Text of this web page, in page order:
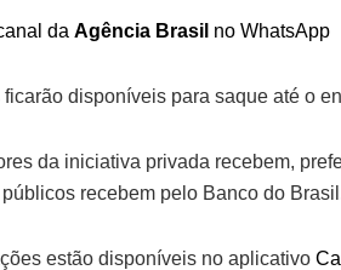
da Agência Brasil no WhatsApp
disponíveis para saque até o
da iniciativa privada recebem,
recebem pelo Banco do
estão disponíveis no aplicativo